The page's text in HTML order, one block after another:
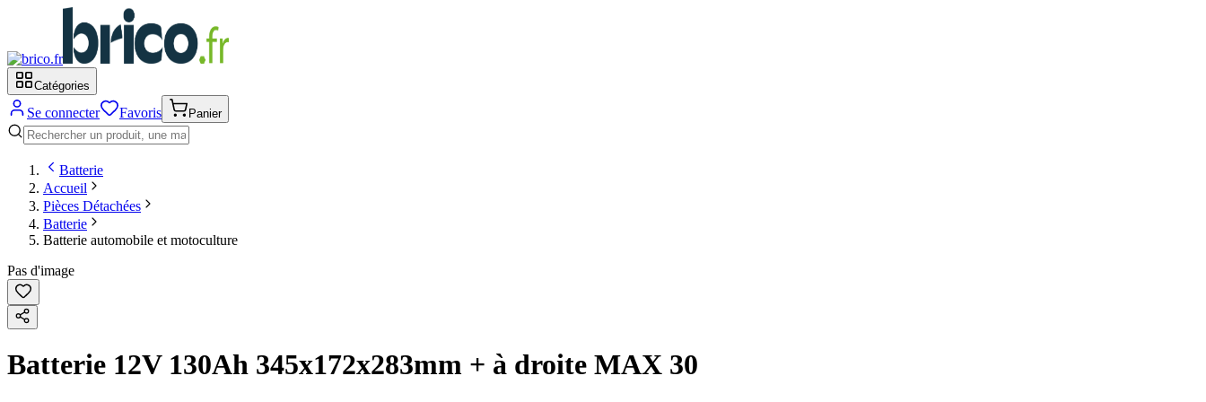
Catégories
Se connecter Favoris Panier
Batterie
Accueil
Pièces Détachées
Batterie
Batterie automobile et motoculture
Pas d'image
Batterie 12V 130Ah 345x172x283mm + à droite MAX 30